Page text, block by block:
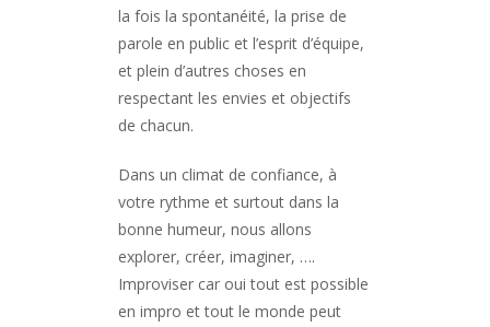
la fois la spontanéité, la prise de
parole en public et l’esprit d’équipe,
et plein d’autres choses en
respectant les envies et objectifs
de chacun.
Dans un climat de confiance, à
votre rythme et surtout dans la
bonne humeur, nous allons
explorer, créer, imaginer, ….
Improviser car oui tout est possible
en impro et tout le monde peut